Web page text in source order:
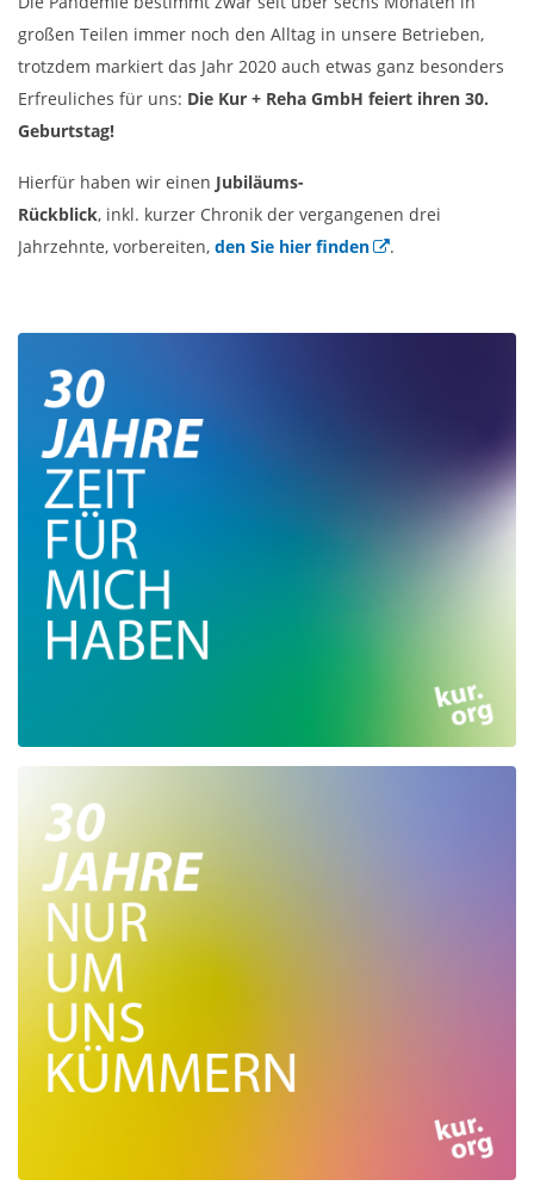
großen Teilen immer noch den Alltag in unsere Betrieben,
trotzdem markiert das Jahr 2020 auch etwas ganz besonders
Erfreuliches für uns: Die Kur + Reha GmbH feiert ihren 30.
Geburtstag!
Hierfür haben wir einen Jubiläums-
Rückblick, inkl. kurzer Chronik der vergangenen drei
Jahrzehnte, vorbereiten, den Sie hier finden .